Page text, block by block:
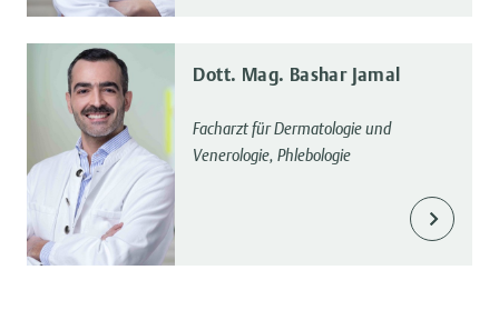
Dott. Mag. Bashar Jamal
Facharzt für Dermatologie und
Venerologie, Phlebologie